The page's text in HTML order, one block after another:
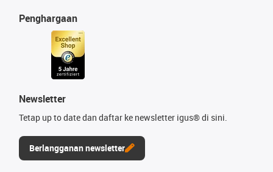
Penghargaan
Newsletter
Tetap up to date dan daftar ke newsletter igus® di sini.
Berlangganan newsletter